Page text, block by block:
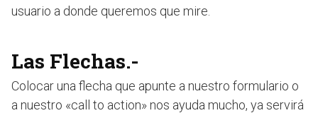
usuario a donde queremos que mire.
Las Flechas.-
Colocar una flecha que apunte a nuestro formulario o
a nuestro «call to action» nos ayuda mucho, ya servirá